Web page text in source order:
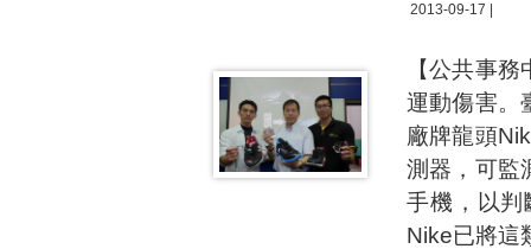
2013-09-17 |
【公共事
運動傷害。
廠牌龍頭
測器，可監
手機，以判
Nike已將這